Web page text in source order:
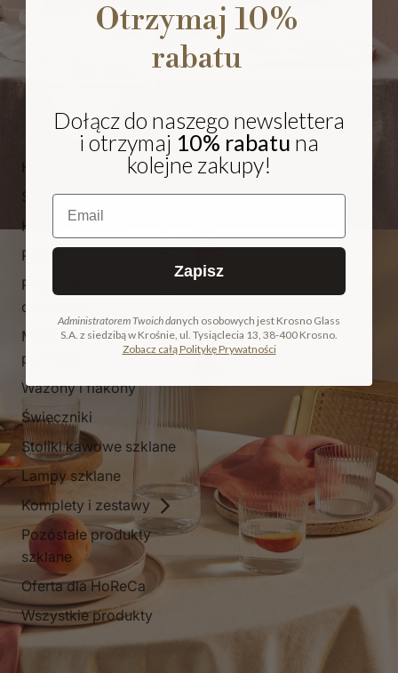
Kieliszki i pokale
Szklanki
Karafki i dzbanki
Patery
Pojemniki i
cukiernice
Miski, salaterki i
pucharki
Wazony i flakony
Świeczniki
Stoliki kawowe szklane
Lampy szklane
Komplety i zestawy
Pozostałe produkty
szklane
Oferta dla HoReCa
Wszystkie produkty
NA PREZENT
COLLECTION
Otrzymaj 10%
rabatu
Dołącz do naszego newslettera
i otrzymaj 10% rabatu na
kolejne zakupy!
Email
Zapisz
Administratorem Twoich danych osobowych jest Krosno Glass
S.A. z siedzibą w Krośnie, ul. Tysiąclecia 13, 38-400 Krosno.
Zobacz całą Politykę Prywatności